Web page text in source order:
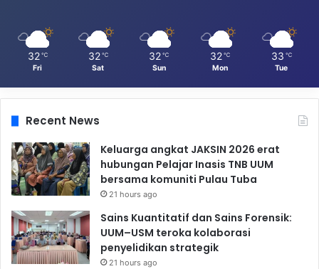
32 ℃
Fri
32 ℃
Sat
32 ℃
Sun
32 ℃
Mon
33 ℃
Tue
Recent News
Keluarga angkat JAKSIN 2026 erat
hubungan Pelajar Inasis TNB UUM
bersama komuniti Pulau Tuba
21 hours ago
Sains Kuantitatif dan Sains Forensik:
UUM–USM teroka kolaborasi
penyelidikan strategik
21 hours ago